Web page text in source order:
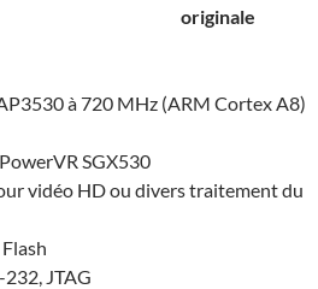
originale
à 720 MHz (ARM Cortex A8)
SGX530
vidéo HD ou divers traitement du
232, JTAG